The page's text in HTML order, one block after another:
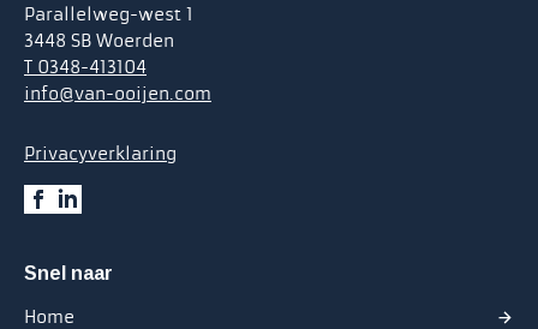
Parallelweg-west 1
3448 SB Woerden
T 0348-413104
info@van-ooijen.com
Privacyverklaring
Snel naar
Home